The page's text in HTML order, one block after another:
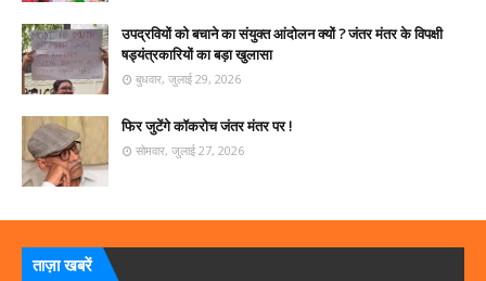
उपद्रवियों को बचाने का संयुक्त आंदोलन क्यों ? जंतर मंतर के विपक्षी
षड्यंत्रकारियों का बड़ा खुलासा
बुधवार, जुलाई 29, 2026
फिर जुटेंगे कॉकरोच जंतर मंतर पर !
सोमवार, जुलाई 27, 2026
ताज़ा खबरें